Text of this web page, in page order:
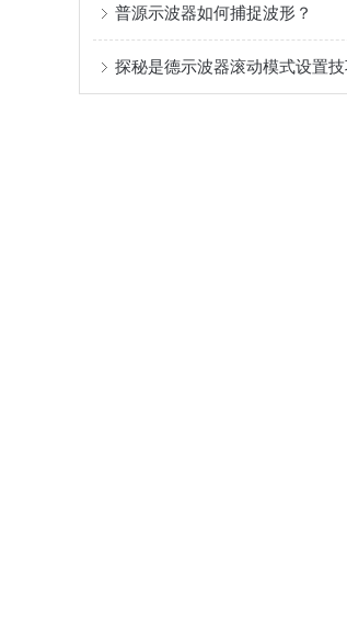
普源示波器如何捕捉波形？
探秘是德示波器滚动模式设置技